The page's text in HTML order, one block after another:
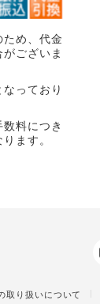
め、代金
ございま
なっており
数料につき
ます。
取り扱いについて